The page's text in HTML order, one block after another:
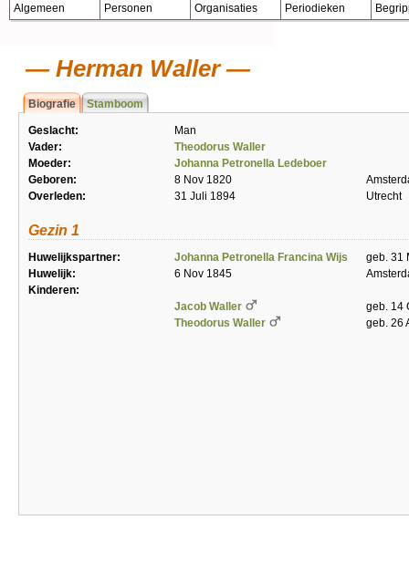
Algemeen Personen Organisaties Periodieken
Herman Waller
Biografie Stamboom
Geslacht:
Man
Vader:
Theodorus Waller
Moeder:
Johanna Petronella Ledeboer
Geboren:
8 Nov 1820
Overleden:
31 Juli 1894 Utrecht
Gezin 1
Huwelijkspartner: Johanna Petronella Francina Wijs
geb. 31
Huwelijk:
6 Nov 1845
Kinderen:
Jacob Waller
geb. 14
Theodorus Waller
geb. 26